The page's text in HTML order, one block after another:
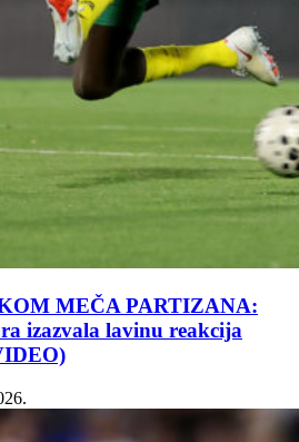
MEČA PARTIZANA:
izazvala lavinu reakcija